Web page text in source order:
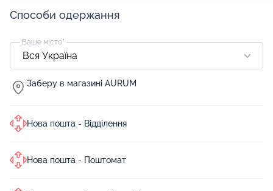
Способи одержання
Ваше місто*
Заберу в магазині AURUM
Нова пошта - Відділення
Нова пошта - Поштомат